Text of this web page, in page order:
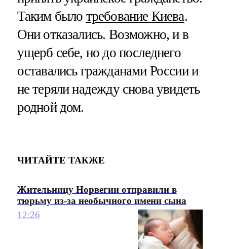
Таким было требование Киева.
Они отказались. Возможно, и в
ущерб себе, но до последнего
оставались гражданами России и
не теряли надежду снова увидеть
родной дом.
ЧИТАЙТЕ ТАКЖЕ
Жительницу Норвегии отправили в
тюрьму из-за необычного имени сына
12:26